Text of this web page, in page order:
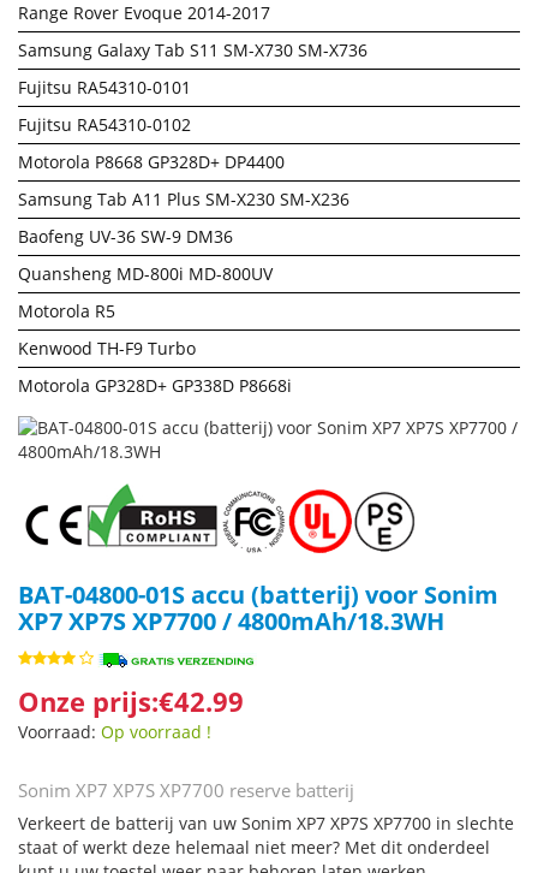
Range Rover Evoque 2014-2017
Samsung Galaxy Tab S11 SM-X730 SM-X736
Fujitsu RA54310-0101
Fujitsu RA54310-0102
Motorola P8668 GP328D+ DP4400
Samsung Tab A11 Plus SM-X230 SM-X236
Baofeng UV-36 SW-9 DM36
Quansheng MD-800i MD-800UV
Motorola R5
Kenwood TH-F9 Turbo
Motorola GP328D+ GP338D P8668i
BAT-04800-01S accu (batterij) voor Sonim
XP7 XP7S XP7700 / 4800mAh/18.3WH
Onze prijs:€42.99
Voorraad: Op voorraad !
Sonim XP7 XP7S XP7700 reserve batterij
Verkeert de batterij van uw Sonim XP7 XP7S XP7700 in slechte
staat of werkt deze helemaal niet meer? Met dit onderdeel